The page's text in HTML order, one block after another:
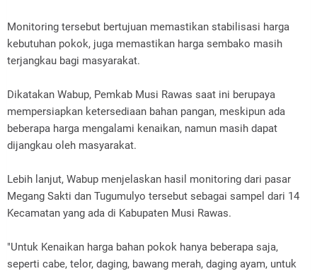
Monitoring tersebut bertujuan memastikan stabilisasi harga
kebutuhan pokok, juga memastikan harga sembako masih
terjangkau bagi masyarakat.
Dikatakan Wabup, Pemkab Musi Rawas saat ini berupaya
mempersiapkan ketersediaan bahan pangan, meskipun ada
beberapa harga mengalami kenaikan, namun masih dapat
dijangkau oleh masyarakat.
Lebih lanjut, Wabup menjelaskan hasil monitoring dari pasar
Megang Sakti dan Tugumulyo tersebut sebagai sampel dari 14
Kecamatan yang ada di Kabupaten Musi Rawas.
"Untuk Kenaikan harga bahan pokok hanya beberapa saja,
seperti cabe, telor, daging, bawang merah, daging ayam, untuk